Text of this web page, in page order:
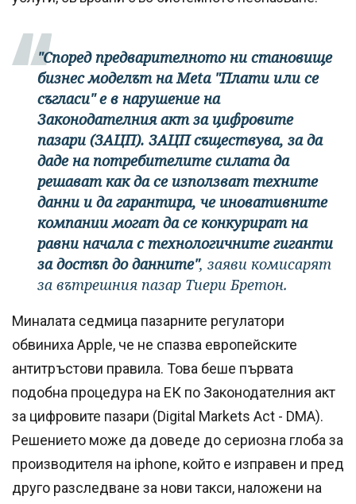
"Според предварителното ни становище
бизнес моделът на Meta "Плати или се
съгласи" е в нарушение на
Законодателния акт за цифровите
пазари (ЗАЦП). ЗАЦП съществува, за да
даде на потребителите силата да
решават как да се използват техните
данни и да гарантира, че иновативните
компании могат да се конкурират на
равни начала с технологичните гиганти
за достъп до данните", заяви комисарят
за вътрешния пазар Тиери Бретон.
Миналата седмица пазарните регулатори
обвиниха Apple, че не спазва европейските
антитръстови правила. Това беше първата
подобна процедура на ЕК по Законодателния акт
за цифровите пазари (Digital Markets Act - DMA).
Решението може да доведе до сериозна глоба за
производителя на iphone, който е изправен и пред
друго разследване за нови такси, наложени на